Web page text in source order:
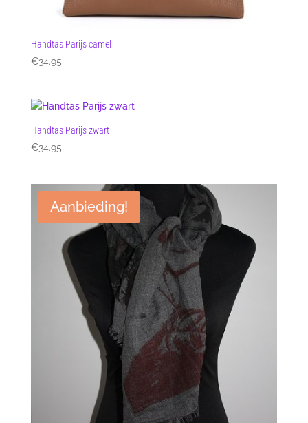
Handtas Parijs camel
€34.95
Handtas Parijs zwart
€34.95
Aanbieding!